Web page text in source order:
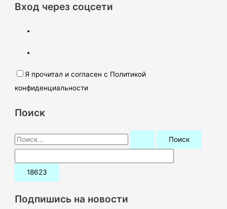
Вход через соцсети
Я прочитал и согласен с Политикой
конфиденциальности
Поиск
П
о
и
:Подпишись на новости